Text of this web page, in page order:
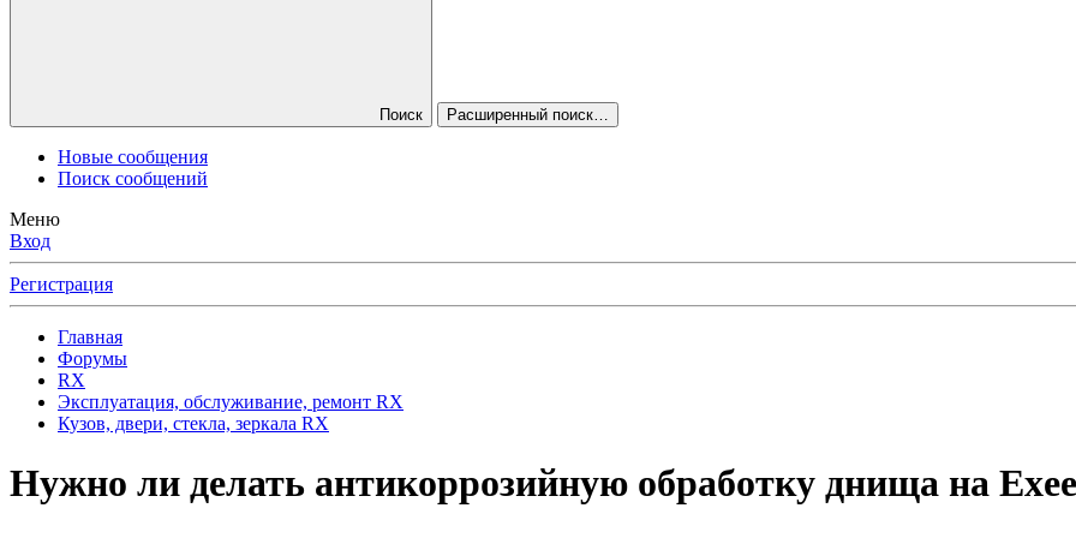
Поиск Расширенный поиск…
Новые сообщения
Поиск сообщений
Меню
Вход
Регистрация
Главная
Форумы
RX
Эксплуатация, обслуживание, ремонт RX
Кузов, двери, стекла, зеркала RX
Нужно ли делать антикоррозийную обработку днища на